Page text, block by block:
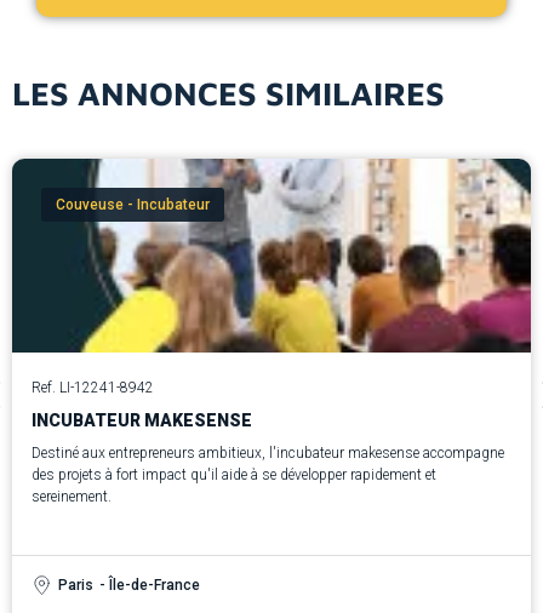
LES ANNONCES SIMILAIRES
Couveuse - Incubateur
Ref. LI-12241-8942
INCUBATEUR MAKESENSE
Destiné aux entrepreneurs ambitieux, l'incubateur makesense accompagne
des projets à fort impact qu'il aide à se développer rapidement et
sereinement.
Paris - Île-de-France